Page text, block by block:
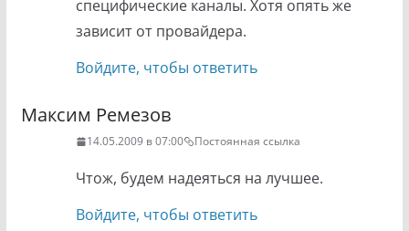
специфические каналы. Хотя опять же
зависит от провайдера.
Войдите, чтобы ответить
Максим Ремезов
14.05.2009 в 07:00 Постоянная ссылка
Чтож, будем надеяться на лучшее.
Войдите, чтобы ответить